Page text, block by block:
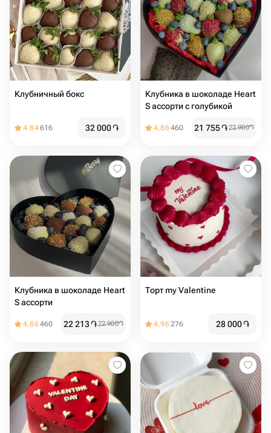
Клубничный бокс
4.84616 32 000֏
Клубника в шоколаде Heart
S ассорти с голубикой
4.86460 21 755֏22 900֏
Клубника в шоколаде Heart
S ассорти
4.86460 22 213֏22 900֏
Торт my Valentine
4.96276 28 000֏